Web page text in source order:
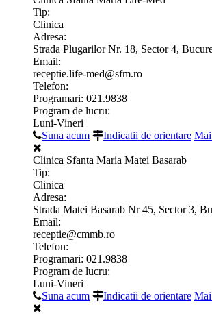
Tip:
Clinica
Adresa:
Strada Plugarilor Nr. 18, Sector 4,
Email:
receptie.life-med@sfm.ro
Telefon:
Programari: 021.9838
Program de lucru:
Luni-Vineri
Suna acum
Indicatii de orientare
Clinica Sfanta Maria Matei Basarab
Tip:
Clinica
Adresa:
Strada Matei Basarab Nr 45, Sector 3,
Email:
receptie@cmmb.ro
Telefon:
Programari: 021.9838
Program de lucru:
Luni-Vineri
Suna acum
Indicatii de orientare